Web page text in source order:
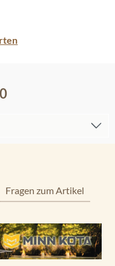
Fragen zum Artikel